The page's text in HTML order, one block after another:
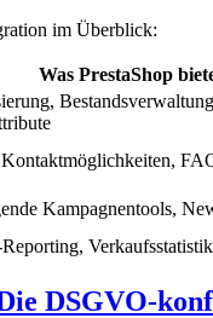
im Überblick:
Was PrestaShop
Kampagnentools,
DSGVO-